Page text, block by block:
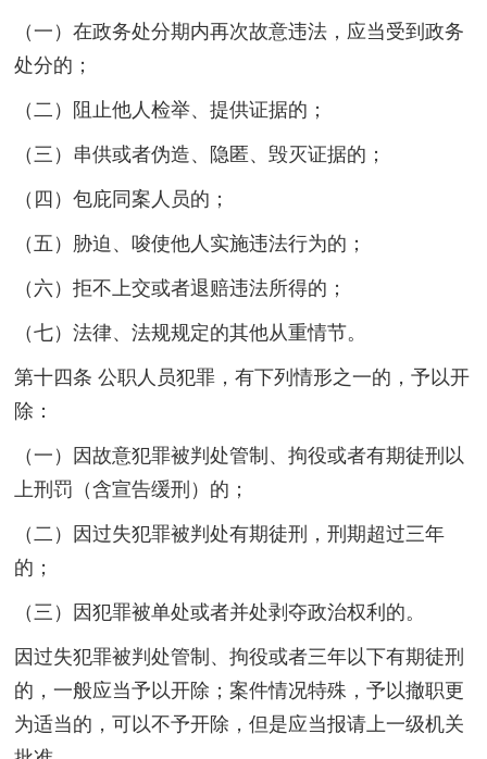
（一）在政务处分期内再次故意违法，应当受到政务
处分的；
（二）阻止他人检举、提供证据的；
（三）串供或者伪造、隐匿、毁灭证据的；
（四）包庇同案人员的；
（五）胁迫、唆使他人实施违法行为的；
（六）拒不上交或者退赔违法所得的；
（七）法律、法规规定的其他从重情节。
第十四条 公职人员犯罪，有下列情形之一的，予以开
除：
（一）因故意犯罪被判处管制、拘役或者有期徒刑以
上刑罚（含宣告缓刑）的；
（二）因过失犯罪被判处有期徒刑，刑期超过三年
的；
（三）因犯罪被单处或者并处剥夺政治权利的。
因过失犯罪被判处管制、拘役或者三年以下有期徒刑
的，一般应当予以开除；案件情况特殊，予以撤职更
为适当的，可以不予开除，但是应当报请上一级机关